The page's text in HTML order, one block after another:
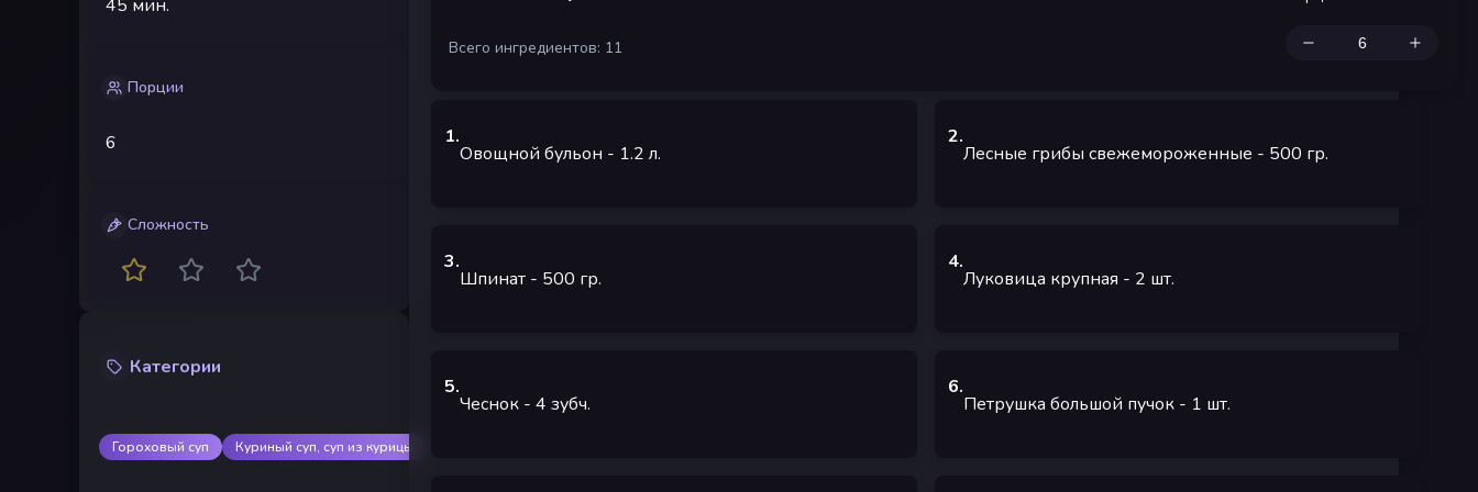
45 мин.
Порции
6
Сложность
Категории
Гороховый суп Куриный суп, суп из курицы
Всего ингредиентов: 11
1.
Овощной бульон - 1.2 л.
2.
Лесные грибы свежемороженные - 500 гр.
3.
Шпинат - 500 гр.
4.
Луковица крупная - 2 шт.
5.
Чеснок - 4 зубч.
6.
Петрушка большой пучок - 1 шт.